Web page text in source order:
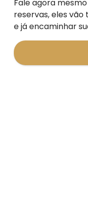
Fale agora
reservas, eles
e já encaminhar